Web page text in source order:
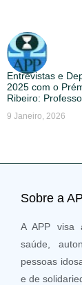
Entrevistas e
2025 com o
Ribeiro:
9 Janeiro, 2026
Sobre a
A APP visa
saúde,
pessoas
e de